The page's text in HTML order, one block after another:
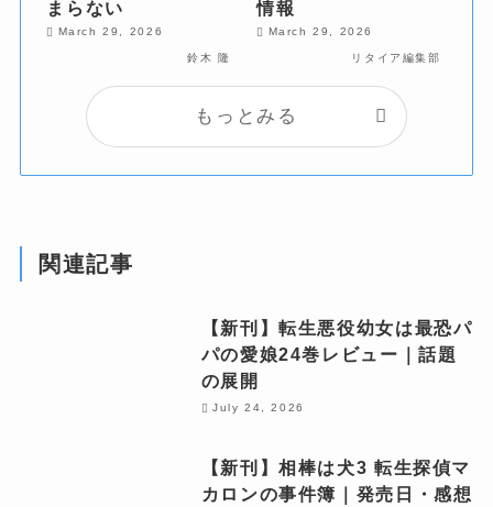
まらない
March 29, 2026
鈴木 隆
情報
March 29, 2026
リタイア編集部
もっとみる
関連記事
【新刊】転生悪役幼女は最恐パ
パの愛娘24巻レビュー｜話題
の展開
July 24, 2026
【新刊】相棒は犬3 転生探偵マ
カロンの事件簿｜発売日・感想